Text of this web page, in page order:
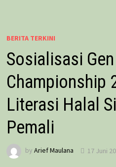
BERITA TERKINI
Sosialisasi Gen
Championship
Literasi Halal
Pemali
by Arief Maulana 17 Juni